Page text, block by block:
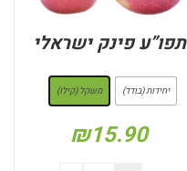
תפו”ע פינק ישראלי
יחידות (בודד) משקל (קילו)
₪15.90